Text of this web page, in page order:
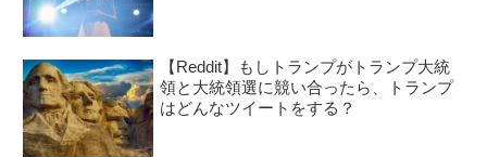
【Reddit】もしトランプがトランプ大統
領と大統領選に競い合ったら、トランプ
はどんなツイートをする？